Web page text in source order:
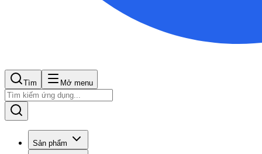
Tìm Mở menu
Sản phẩm